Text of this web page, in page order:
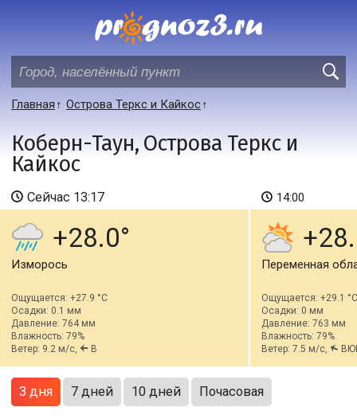
Главная Острова Теркс и Кайкос
Коберн-Таун, Острова Теркс и
Кайкос
Сейчас 13:17
+28.0
Изморось
Ощущается: +27.9 °C
Осадки: 0.1 мм
Давление: 764 мм
Влажность: 79%
Ветер: 9.2 м/с,
В
14:00
Переменная
Ощущается: +29.1 °C
Осадки: 0 мм
Давление: 763 мм
Влажность: 79%
Ветер: 7.5 м/с,
3 дня 7 дней 10 дней Почасовая